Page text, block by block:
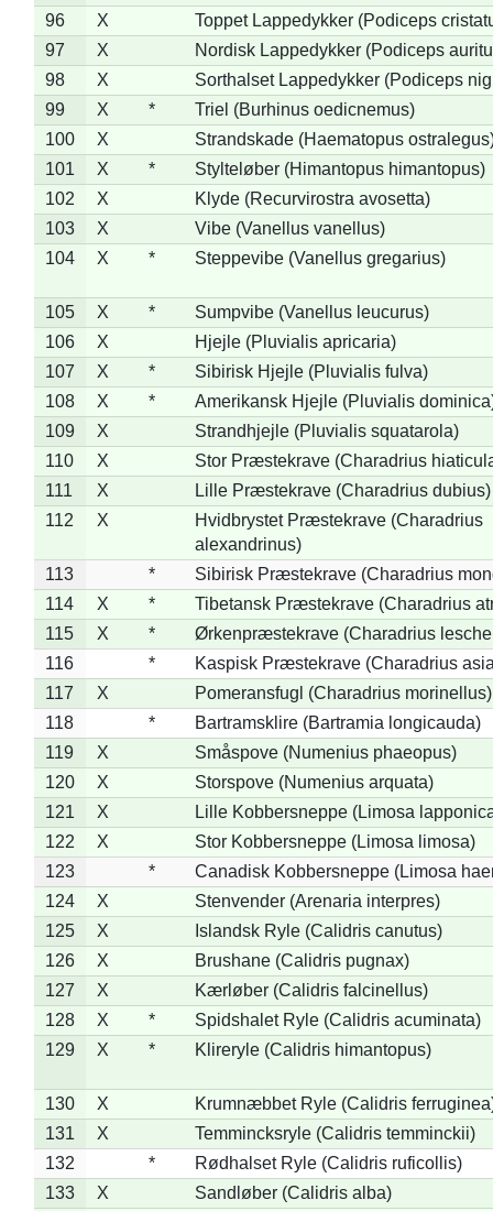
96 X
Toppet Lappedykker (Podiceps
97
X
Nordisk Lappedykker (Podiceps
98
X
Sorthalset Lappedykker (Podiceps
99
X *
Triel (Burhinus oedicnemus)
100
X
Strandskade (Haematopus
101
X *
Stylteløber (Himantopus himantopus)
102
X
Klyde (Recurvirostra avosetta)
103
X
Vibe (Vanellus vanellus)
104
X * Steppevibe (Vanellus gregarius)
105 X *
Sumpvibe (Vanellus leucurus)
106
X
Hjejle (Pluvialis apricaria)
107
X *
Sibirisk Hjejle (Pluvialis fulva)
108
X *
Amerikansk Hjejle (Pluvialis
109
X
Strandhjejle (Pluvialis squatarola)
110
X
Stor Præstekrave (Charadrius
111
X
Lille Præstekrave (Charadrius dubius)
112
X
Hvidbrystet Præstekrave (Charadrius
alexandrinus)
113
*
Sibirisk Præstekrave (Charadrius
114
X *
Tibetansk Præstekrave (Charadrius
115
X *
Ørkenpræstekrave (Charadrius
116
*
Kaspisk Præstekrave (Charadrius
117
X
Pomeransfugl (Charadrius morinellus)
118
*
Bartramsklire (Bartramia longicauda)
119
X
Småspove (Numenius phaeopus)
120
X
Storspove (Numenius arquata)
121
X
Lille Kobbersneppe (Limosa
122
X
Stor Kobbersneppe (Limosa limosa)
123
*
Canadisk Kobbersneppe (Limosa
124
X
Stenvender (Arenaria interpres)
125
X
Islandsk Ryle (Calidris canutus)
126
X
Brushane (Calidris pugnax)
127
X
Kærløber (Calidris falcinellus)
128
X *
Spidshalet Ryle (Calidris acuminata)
129
X * Klireryle (Calidris himantopus)
130 X
Krumnæbbet Ryle (Calidris
131
X
Temmincksryle (Calidris temminckii)
132
*
Rødhalset Ryle (Calidris ruficollis)
133
X
Sandløber (Calidris alba)